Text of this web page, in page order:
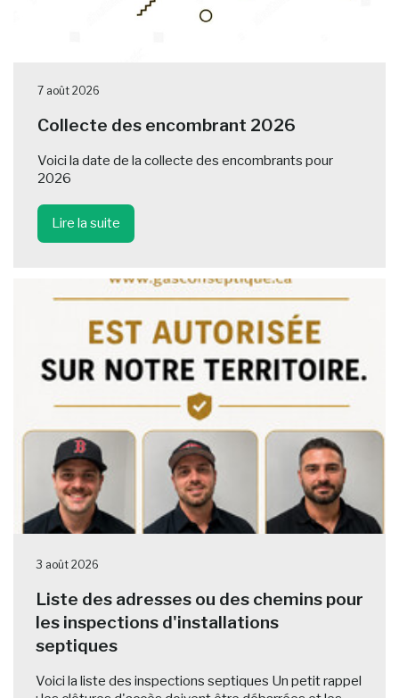
7 août 2026
Collecte des encombrant 2026
Voici la date de la collecte des encombrants pour
2026
Lire la suite
3 août 2026
Liste des adresses ou des chemins pour
les inspections d'installations
septiques
Voici la liste des inspections septiques Un petit rappel